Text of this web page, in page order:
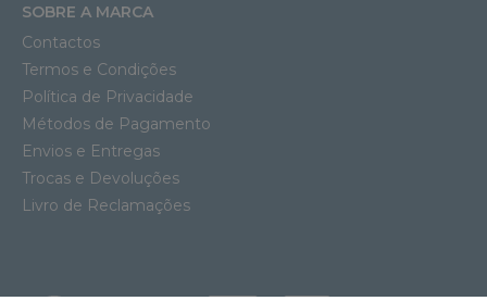
SOBRE A MARCA
Contactos
Termos e Condições
Política de Privacidade
Métodos de Pagamento
Envios e Entregas
Trocas e Devoluções
Livro de Reclamações